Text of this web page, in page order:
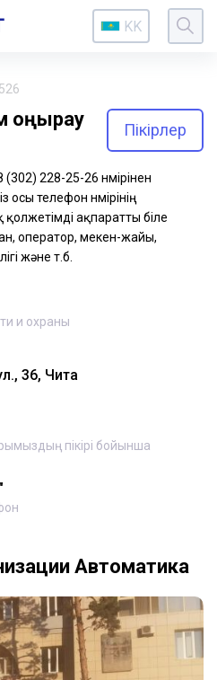
KK
қоңырау
Пікірлер
228-25-26 нөмірінен
телефон нөмірінің
ақпаратты біле
оператор, мекен-жайы,
және т.б.
и охраны
36, Чита
пікірі бойынша
Автоматика